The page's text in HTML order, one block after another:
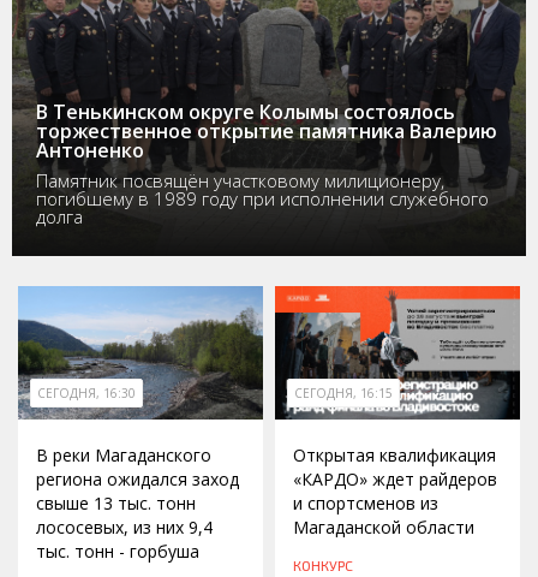
В Тенькинском округе Колымы состоялось
торжественное открытие памятника Валерию
Антоненко
Памятник посвящён участковому милиционеру,
погибшему в 1989 году при исполнении служебного
долга
СЕГОДНЯ, 16:30
В реки Магаданского
региона ожидался заход
свыше 13 тыс. тонн
лососевых, из них 9,4
тыс. тонн - горбуша
СЕГОДНЯ, 16:15
Открытая квалификация
«КАРДО» ждет райдеров
и спортсменов из
Магаданской области
КОНКУРС